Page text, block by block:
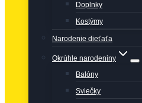
Doplnky
Kostýmy
Narodenie dieťaťa
Okrúhle narodeniny
Balóny
Sviečky